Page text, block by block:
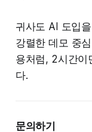
귀사도 AI 도입
강렬한 데모 중
용처럼, 2시간이
다.
문의하기